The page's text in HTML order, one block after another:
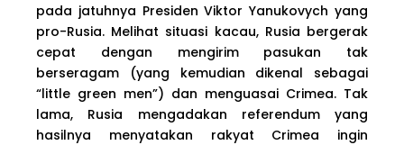
pada jatuhnya Presiden Viktor Yanukovych yang
pro-Rusia. Melihat situasi kacau, Rusia bergerak
cepat dengan mengirim pasukan tak
berseragam (yang kemudian dikenal sebagai
“little green men”) dan menguasai Crimea. Tak
lama, Rusia mengadakan referendum yang
hasilnya menyatakan rakyat Crimea ingin